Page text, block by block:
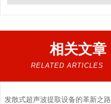
相关文章
RELATED ARTICLES
发散式超声波提取设备的革新之路